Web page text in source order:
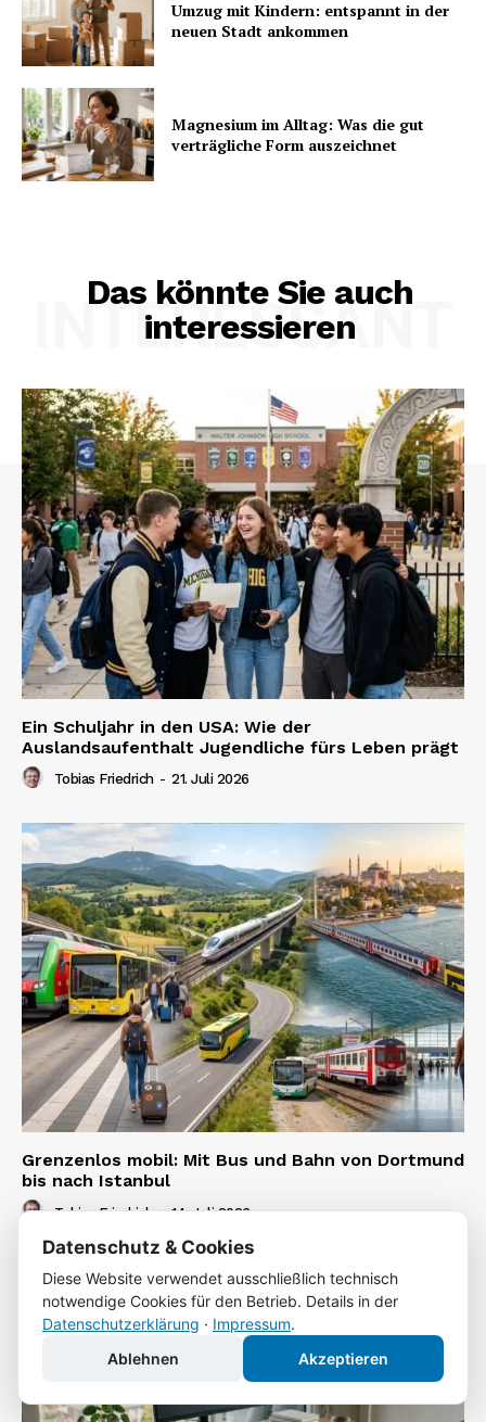
Umzug mit Kindern: entspannt in der
neuen Stadt ankommen
Magnesium im Alltag: Was die gut
verträgliche Form auszeichnet
Das könnte Sie auch
interessieren
INTERESSANT
Ein Schuljahr in den USA: Wie der
Auslandsaufenthalt Jugendliche fürs Leben prägt
Tobias Friedrich - 21. Juli 2026
Grenzenlos mobil: Mit Bus und Bahn von Dortmund
bis nach Istanbul
Tobias Friedrich - 14. Juli 2026
Datenschutz & Cookies
Diese Website verwendet ausschließlich technisch
notwendige Cookies für den Betrieb. Details in der
Datenschutzerklärung · Impressum.
Ablehnen
Akzeptieren